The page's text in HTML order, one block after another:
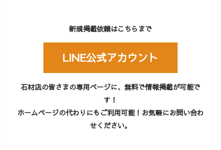
新規掲載依頼はこちらまで
LINE公式アカウント
石材店の皆さまの専用ページに、無料で情報掲載が可能で
す！
ホームページの代わりにもご利用可能！お気軽にお問い合わ
せください。